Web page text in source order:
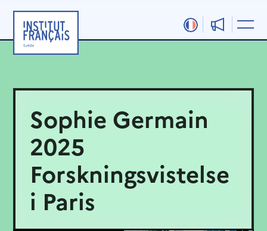
innehåll
Sophie Germain
2025
Forskningsvistelse
i Paris